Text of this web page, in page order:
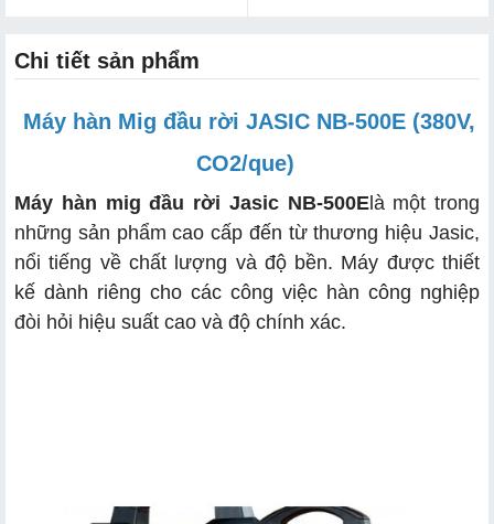
Chi tiết sản phẩm
Máy hàn Mig đầu rời JASIC NB-500E (380V,
CO2/que)
Máy hàn mig đầu rời Jasic NB-500Elà một trong
những sản phẩm cao cấp đến từ thương hiệu Jasic,
nổi tiếng về chất lượng và độ bền. Máy được thiết
kế dành riêng cho các công việc hàn công nghiệp
đòi hỏi hiệu suất cao và độ chính xác.